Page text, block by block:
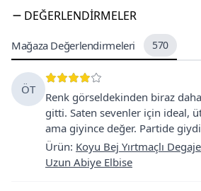
DEĞERLENDIRMELER
Mağaza Değerlendirmeleri 570
ÖT
Renk görseldekinden biraz
gitti. Saten sevenler için ideal,
ama giyince değer. Partide
Ürün: Koyu Bej Yırtmaçlı
Uzun Abiye Elbise